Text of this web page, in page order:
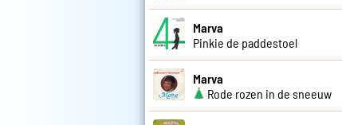
Marva
Pinkie de paddestoel
Marva
Rode rozen in de sneeuw